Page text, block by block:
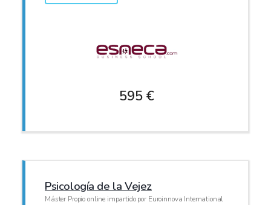
595 €
Psicología de la Vejez
Máster Propio online impartido por Euroinnova International